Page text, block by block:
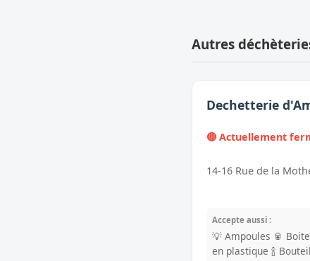
Autres
Dechetterie
🔴 Actuellement
14-16 Rue de la
Accepte aussi :
💡 Ampoules 🥫
en plastique 🍾